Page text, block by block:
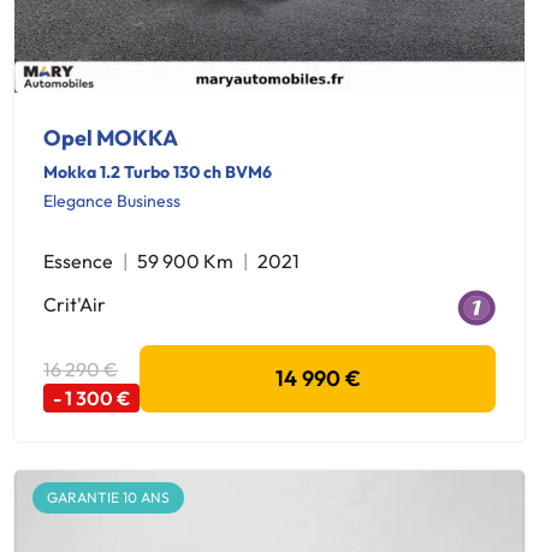
Opel MOKKA
Mokka 1.2 Turbo 130 ch BVM6
Elegance Business
Essence 59 900 Km
2021
Crit'Air
16 290 €
- 1 300 €
14 990 €
GARANTIE 10 ANS